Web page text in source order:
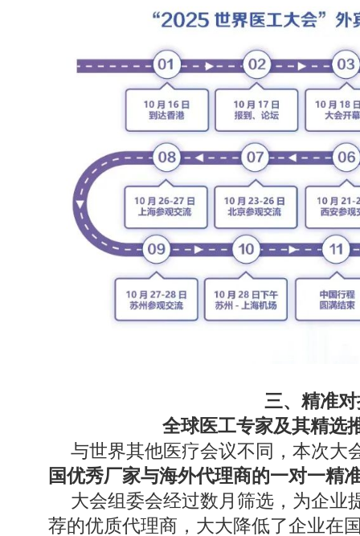
三、精准
全球医工专家及其精选
与世界其他医疗会议不同，本次大
国优秀厂家与海外代理商的一对一精
大会组委会经过数月筛选，为企业
荐的优质代理商，大大降低了企业在